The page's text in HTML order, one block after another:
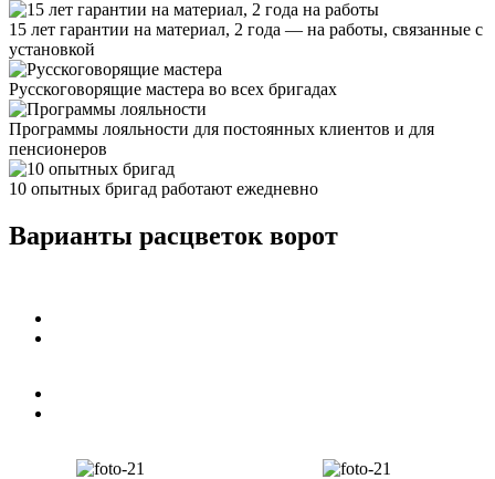
15 лет гарантии на материал, 2 года — на работы, связанные с
установкой
Русскоговорящие мастера во всех бригадах
Программы лояльности для постоянных клиентов и для
пенсионеров
10 опытных бригад работают ежедневно
Варианты расцветок ворот